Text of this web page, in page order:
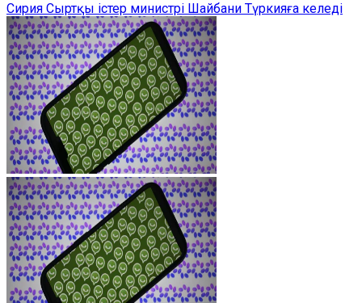
Сирия Сыртқы істер министрі Шайбани Түркияға келеді